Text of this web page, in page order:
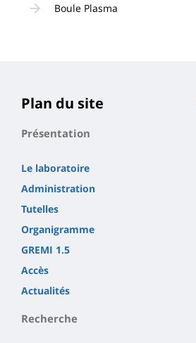
Boule Plasma
Plan du site
Présentation
Le laboratoire
Administration
Tutelles
Organigramme
GREMI 1.5
Accès
Actualités
Recherche